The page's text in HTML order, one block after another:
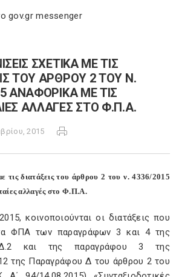
gov.gr messenger
ΣΧΕΤΙΚΑ ΜΕ ΤΙΣ
ΤΟΥ ΑΡΘΡΟΥ 2 ΤΟΥ Ν.
ΑΝΑΦΟΡΙΚΑ ΜΕ ΤΙΣ
ΑΛΛΑΓΕΣ ΣΤΟ Φ.Π.Α.
2015
τις διατάξεις του άρθρου 2 του ν. 4336/2015
αλλαγές στο Φ.Π.Α.
κοινοποιούνται οι διατάξεις που
ΦΠΑ των παραγράφων 3 και 4 της
Δ.2 και της παραγράφου 3 της
της Παραγράφου Δ του άρθρου 2 του